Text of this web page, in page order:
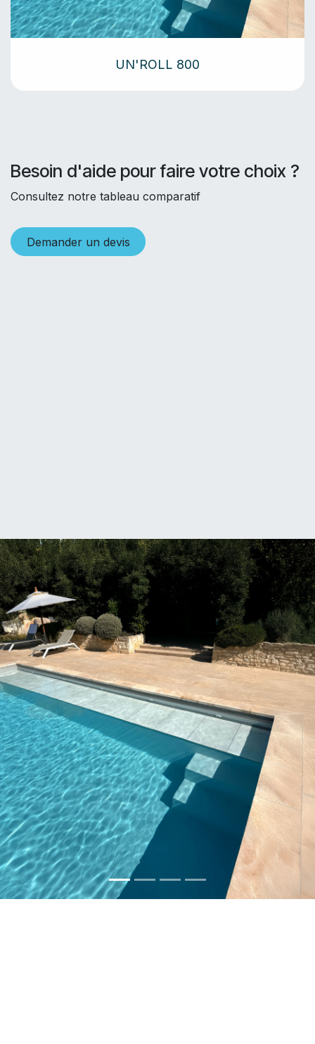
UN'ROLL 800
Besoin d'aide pou​r faire votre choix ?
Consultez notre tableau comparatif
Demander un devis